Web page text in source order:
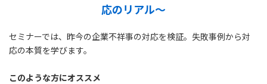
応のリアル～
セミナーでは、昨今の企業不祥事の対応を検証。失敗事例から対
応の本質を学びます。
このような方にオススメ